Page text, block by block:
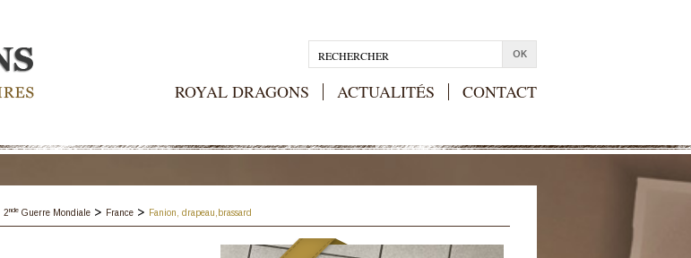
ROYAL DRAGONS ACTUALITÉS CONTACT
2ndeGuerre Mondiale> France> Fanion, drapeau,brassard